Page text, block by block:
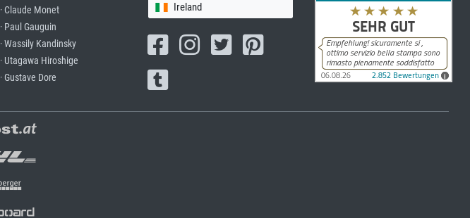
· Claude Monet
· Paul Gauguin
· Wassily Kandinsky
· Utagawa Hiroshige
· Gustave Dore
Ireland